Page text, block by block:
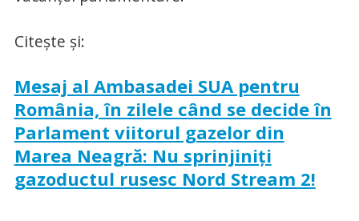
Citeşte şi:
Mesaj al Ambasadei SUA pentru
România, în zilele când se decide în
Parlament viitorul gazelor din
Marea Neagră: Nu sprinjiniţi
gazoductul rusesc Nord Stream 2!